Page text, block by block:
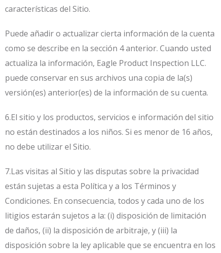
características del Sitio.
Puede añadir o actualizar cierta información de la cuenta
como se describe en la sección 4 anterior. Cuando usted
actualiza la información, Eagle Product Inspection LLC.
puede conservar en sus archivos una copia de la(s)
versión(es) anterior(es) de la información de su cuenta.
6.El sitio y los productos, servicios e información del sitio
no están destinados a los niños. Si es menor de 16 años,
no debe utilizar el Sitio.
7.Las visitas al Sitio y las disputas sobre la privacidad
están sujetas a esta Política y a los Términos y
Condiciones. En consecuencia, todos y cada uno de los
litigios estarán sujetos a la: (i) disposición de limitación
de daños, (ii) la disposición de arbitraje, y (iii) la
disposición sobre la ley aplicable que se encuentra en los